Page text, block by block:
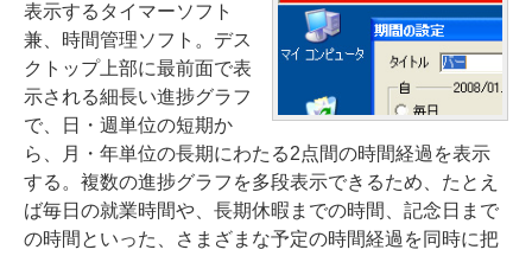
表示するタイマーソフト
兼、時間管理ソフト。デス
クトップ上部に最前面で表
示される細長い進捗グラフ
で、日・週単位の短期か
ら、月・年単位の長期にわたる2点間の時間経過を表示
する。複数の進捗グラフを多段表示できるため、たとえ
ば毎日の就業時間や、長期休暇までの時間、記念日まで
の時間といった、さまざまな予定の時間経過を同時に把